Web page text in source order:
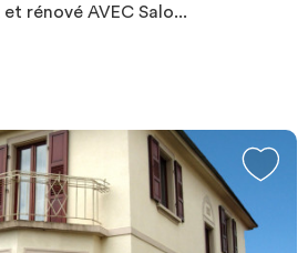
rénové AVEC Salo...